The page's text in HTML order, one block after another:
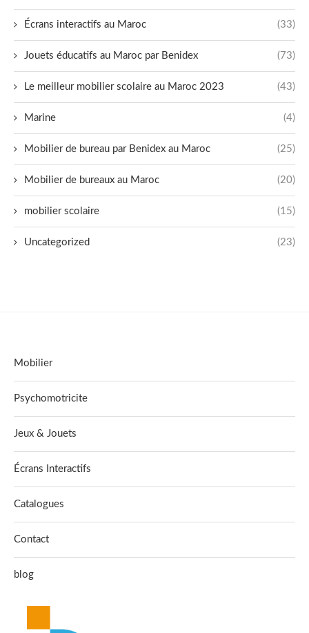
Écrans interactifs au Maroc (33)
Jouets éducatifs au Maroc par Benidex (73)
Le meilleur mobilier scolaire au Maroc 2023 (43)
Marine (4)
Mobilier de bureau par Benidex au Maroc (25)
Mobilier de bureaux au Maroc (20)
mobilier scolaire (15)
Uncategorized (23)
Mobilier
Psychomotricite
Jeux & Jouets
Écrans Interactifs
Catalogues
Contact
blog